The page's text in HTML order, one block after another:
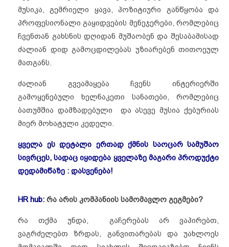
მუსიკა, გემრიელი ყავა, პოზიტიური განწყობა და
პროფესიონალი გაყიდვების მენეჯერები, რომლებიც
ჩვენთან გახსნის დღიდან მუშაობენ და შესაბამისად
ძალიან დიდ გამოცდილებას უზიარებენ თითოეულ
მათგანს.
ძალიან გვეამაყება ჩვენს ინტერიერში
გამოყენებული ხელნაკეთი სანათები, რომლებიც
ბათუმშია დამზადებული და ასევე მუსია ქებურიას
მიერ მოხატული კედელი.
ყველა ეს დეტალი ერთად ქმნის საოცარ სამუშაო
სივრცეს, სადაც იყიდება ყველაზე მაგარი პროდუქტი
დედამიწაზე : დასვენება!
HR hub: რა არის კომპანიის სამომავლო გეგმები?
რა თქმა უნდა, გაჩერებას არ ვაპირებთ,
ვაგრძელებთ ზრდას, განვითარებას და უახლოეს